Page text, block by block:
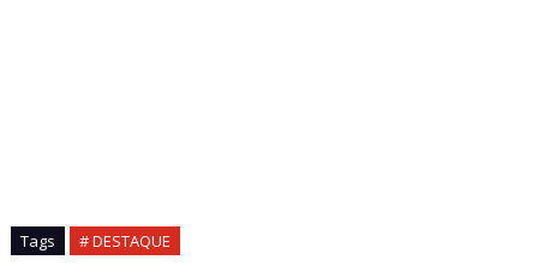
Tags # DESTAQUE